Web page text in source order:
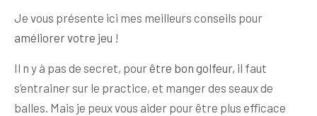
Je vous présente ici mes meilleurs conseils pour
améliorer votre jeu !
Il n y à pas de secret, pourêtre bon golfeur, il faut
s’entrainer sur le practice, et manger des seaux de
balles. Mais je peux vous aider pour être plus efficace